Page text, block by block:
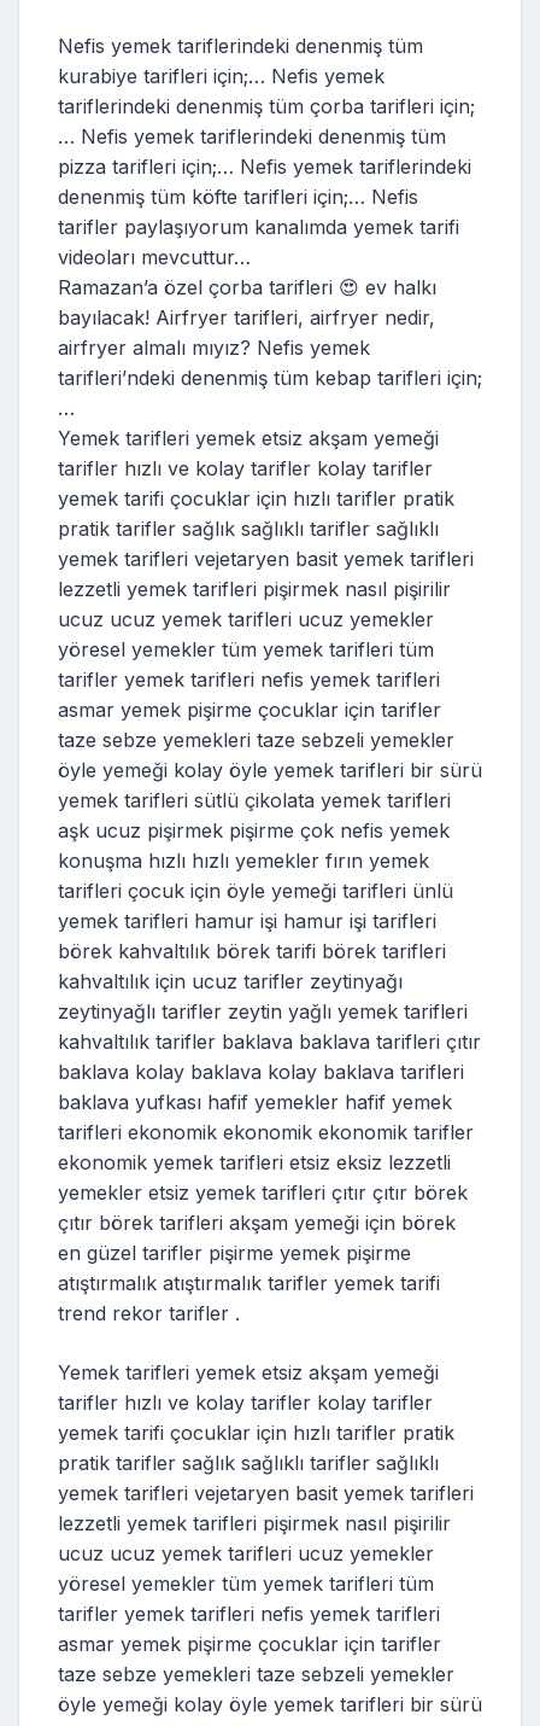
Nefis yemek tariflerindeki denenmiş tüm
kurabiye tarifleri için;… Nefis yemek
tariflerindeki denenmiş tüm çorba tarifleri için;
… Nefis yemek tariflerindeki denenmiş tüm
pizza tarifleri için;… Nefis yemek tariflerindeki
denenmiş tüm köfte tarifleri için;… Nefis
tarifler paylaşıyorum kanalımda yemek tarifi
videoları mevcuttur…
Ramazan’a özel çorba tarifleri 😍 ev halkı
bayılacak! Airfryer tarifleri, airfryer nedir,
airfryer almalı mıyız? Nefis yemek
tarifleri’ndeki denenmiş tüm kebap tarifleri için;
…
Yemek tarifleri yemek etsiz akşam yemeği
tarifler hızlı ve kolay tarifler kolay tarifler
yemek tarifi çocuklar için hızlı tarifler pratik
pratik tarifler sağlık sağlıklı tarifler sağlıklı
yemek tarifleri vejetaryen basit yemek tarifleri
lezzetli yemek tarifleri pişirmek nasıl pişirilir
ucuz ucuz yemek tarifleri ucuz yemekler
yöresel yemekler tüm yemek tarifleri tüm
tarifler yemek tarifleri nefis yemek tarifleri
asmar yemek pişirme çocuklar için tarifler
taze sebze yemekleri taze sebzeli yemekler
öyle yemeği kolay öyle yemek tarifleri bir sürü
yemek tarifleri sütlü çikolata yemek tarifleri
aşk ucuz pişirmek pişirme çok nefis yemek
konuşma hızlı hızlı yemekler fırın yemek
tarifleri çocuk için öyle yemeği tarifleri ünlü
yemek tarifleri hamur işi hamur işi tarifleri
börek kahvaltılık börek tarifi börek tarifleri
kahvaltılık için ucuz tarifler zeytinyağı
zeytinyağlı tarifler zeytin yağlı yemek tarifleri
kahvaltılık tarifler baklava baklava tarifleri çıtır
baklava kolay baklava kolay baklava tarifleri
baklava yufkası hafif yemekler hafif yemek
tarifleri ekonomik ekonomik ekonomik tarifler
ekonomik yemek tarifleri etsiz eksiz lezzetli
yemekler etsiz yemek tarifleri çıtır çıtır börek
çıtır börek tarifleri akşam yemeği için börek
en güzel tarifler pişirme yemek pişirme
atıştırmalık atıştırmalık tarifler yemek tarifi
trend rekor tarifler .
Yemek tarifleri yemek etsiz akşam yemeği
tarifler hızlı ve kolay tarifler kolay tarifler
yemek tarifi çocuklar için hızlı tarifler pratik
pratik tarifler sağlık sağlıklı tarifler sağlıklı
yemek tarifleri vejetaryen basit yemek tarifleri
lezzetli yemek tarifleri pişirmek nasıl pişirilir
ucuz ucuz yemek tarifleri ucuz yemekler
yöresel yemekler tüm yemek tarifleri tüm
tarifler yemek tarifleri nefis yemek tarifleri
asmar yemek pişirme çocuklar için tarifler
taze sebze yemekleri taze sebzeli yemekler
öyle yemeği kolay öyle yemek tarifleri bir sürü